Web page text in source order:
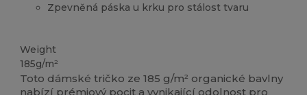
Zpevněná páska u krku pro stálost tvaru
Weight
185g/m²
Toto dámské tričko ze 185 g/m² organické bavlny
nabízí prémiový pocit a vynikající odolnost pro